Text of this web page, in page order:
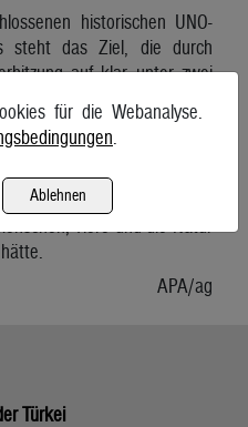
historischen UNO-
steht das Ziel, die durch
auf klar unter zwei
dahin gehend verstärkt
auf 1,5 Grad zu begrenzen.
das Erreichen der Pariser
Szenarien als
APA/ag
Türkei
für die Webanalyse.
.
Ablehnen